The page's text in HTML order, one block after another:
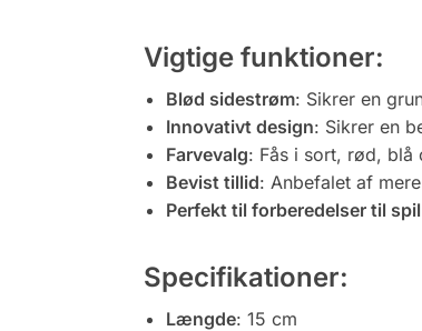
Vigtige funktioner:
Blød sidestrøm: Sikrer en
Innovativt design: Sikrer en
Farvevalg: Fås i sort, rød,
Bevist tillid: Anbefalet af
Perfekt til forberedelser til
Specifikationer:
Længde: 15 cm